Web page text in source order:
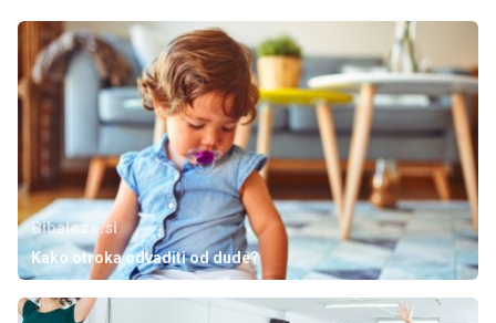
Bibaleze.si
Kako otroka odvaditi od dude?